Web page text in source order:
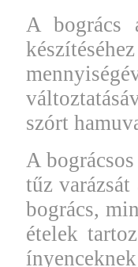
A bogrács
szórt
A
tűz
bogrács,
ételek